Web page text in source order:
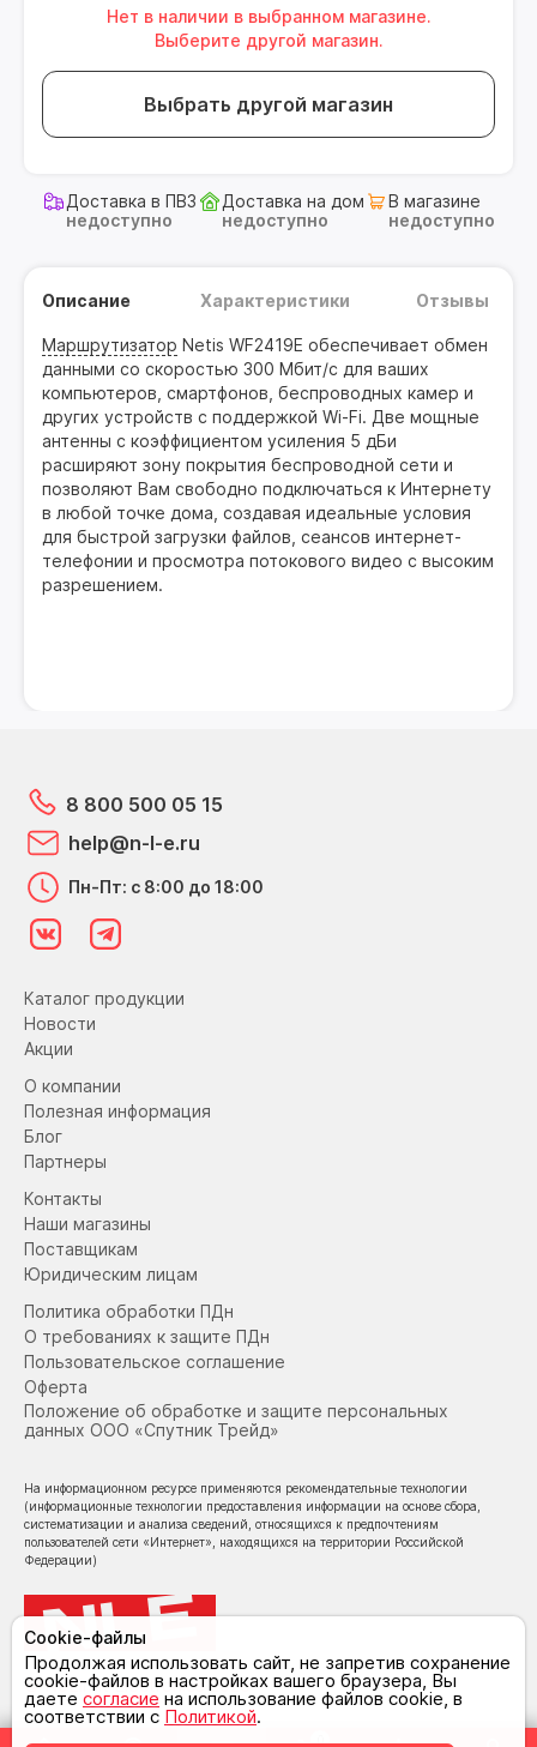
Нет в наличии в выбранном магазине.
Выберите другой магазин.
Выбрать другой магазин
Доставка в ПВЗ
недоступно
Доставка на дом
недоступно
В магазине
недоступно
Описание
Маршрутизатор Netis WF2419E обеспечивает обмен
данными со скоростью 300 Мбит/с для ваших
компьютеров, смартфонов, беспроводных камер и
других устройств с поддержкой Wi-Fi. Две мощные
антенны с коэффициентом усиления 5 дБи
расширяют зону покрытия беспроводной сети и
позволяют Вам свободно подключаться к Интернету
в любой точке дома, создавая идеальные условия
для быстрой загрузки файлов, сеансов интернет-
телефонии и просмотра потокового видео с высоким
разрешением.
Характеристики Отзывы
Каталог продукции
Новости
Акции
О компании
Полезная информация
Блог
Партнеры
Контакты
Наши магазины
Поставщикам
Юридическим лицам
Политика обработки ПДн
О требованиях к защите ПДн
Пользовательское соглашение
Оферта
Положение об обработке и защите персональных
данных ООО «Спутник Трейд»
8 800 500 05 15
help@n-l-e.ru
Пн-Пт: с 8:00 до 18:00
© NoLimit Electronics 2026
На информационном ресурсе применяются рекомендательные технологии
(информационные технологии предоставления информации на основе сбора,
систематизации и анализа сведений, относящихся к предпочтениям
пользователей сети «Интернет», находящихся на территории Российской
Федерации)
Cookie-файлы
Продолжая использовать сайт, не запретив сохранение
cookie-файлов в настройках вашего браузера, Вы
даете согласие на использование файлов cookie, в
соответствии с Политикой.